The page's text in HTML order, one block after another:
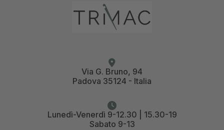
Via G. Bruno, 94
Padova 35124 - Italia
Lunedì-Venerdì 9-12.30 | 15.30-19
Sabato 9-13